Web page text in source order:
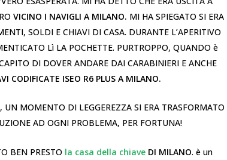
VICINO I NAVIGLI A MILANO. MI HA SPIEGATO SI ERA
SOLDI E CHIAVI DI CASA. DURANTE L’APERITIVO
Lì LA POCHETTE. PURTROPPO, QUANDO è
DI DOVER ANDARE DAI CARABINIERI E ANCHE
CODIFICATE ISEO R6 PLUS A MILANO.
MOMENTO DI LEGGEREZZA SI ERA TRASFORMATO
AD OGNI PROBLEMA, PER FORTUNA!
BEN PRESTO la casa della chiave DI MILANO. è un